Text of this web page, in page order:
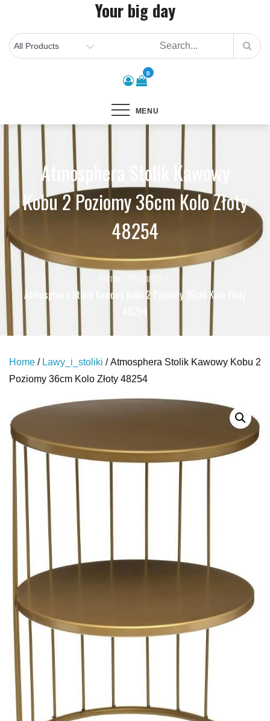
content
Your big day
0
MENU
Atmosphera Stolik Kawowy
Kobu 2 Poziomy 36cm Kolo Złoty
48254
Home
Products
Atmosphera Stolik Kawowy Kobu 2 Poziomy 36cm Kolo Złoty
48254
Home / Lawy_i_stoliki / Atmosphera Stolik Kawowy Kobu 2
Poziomy 36cm Kolo Złoty 48254